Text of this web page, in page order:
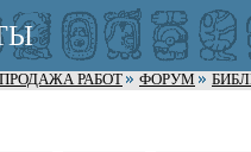
ПРОДАЖА РАБОТ ФОРУМ